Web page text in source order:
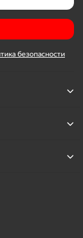
безопасности